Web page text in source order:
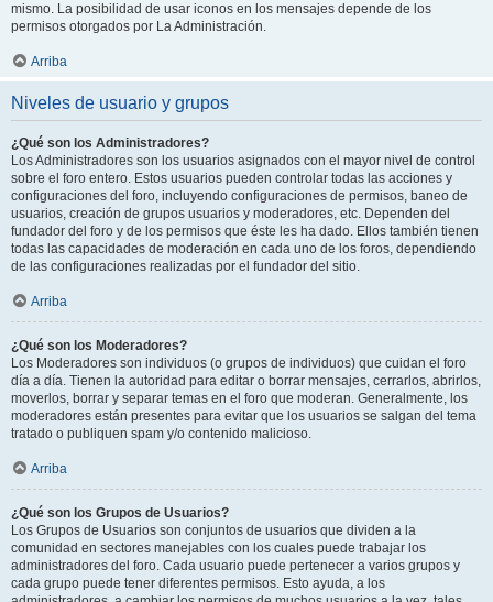
mismo. La posibilidad de usar iconos en los mensajes depende de los
permisos otorgados por La Administración.
Arriba
Niveles de usuario y grupos
¿Qué son los Administradores?
Los Administradores son los usuarios asignados con el mayor nivel de control
sobre el foro entero. Estos usuarios pueden controlar todas las acciones y
configuraciones del foro, incluyendo configuraciones de permisos, baneo de
usuarios, creación de grupos usuarios y moderadores, etc. Dependen del
fundador del foro y de los permisos que éste les ha dado. Ellos también tienen
todas las capacidades de moderación en cada uno de los foros, dependiendo
de las configuraciones realizadas por el fundador del sitio.
Arriba
¿Qué son los Moderadores?
Los Moderadores son individuos (o grupos de individuos) que cuidan el foro
día a día. Tienen la autoridad para editar o borrar mensajes, cerrarlos, abrirlos,
moverlos, borrar y separar temas en el foro que moderan. Generalmente, los
moderadores están presentes para evitar que los usuarios se salgan del tema
tratado o publiquen spam y/o contenido malicioso.
Arriba
¿Qué son los Grupos de Usuarios?
Los Grupos de Usuarios son conjuntos de usuarios que dividen a la
comunidad en sectores manejables con los cuales puede trabajar los
administradores del foro. Cada usuario puede pertenecer a varios grupos y
cada grupo puede tener diferentes permisos. Esto ayuda, a los